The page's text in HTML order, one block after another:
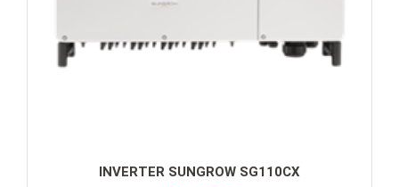
INVERTER SUNGROW SG110CX